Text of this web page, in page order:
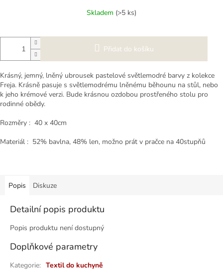
Skladem (>5 ks)
Přidat do košíku
Krásný, jemný, lněný ubrousek pastelové světlemodré barvy z kolekce
Freja. Krásně pasuje s světlemodrému lněnému běhounu na stůl, nebo
k jeho krémové verzi. Bude krásnou ozdobou prostřeného stolu pro
rodinné obědy.
Rozměry : 40 x 40cm
Materiál : 52% bavlna, 48% len, možno prát v pračce na 40stupňů
Popis Diskuze
Detailní popis produktu
Popis produktu není dostupný
Doplňkové parametry
Kategorie: Textil do kuchyně